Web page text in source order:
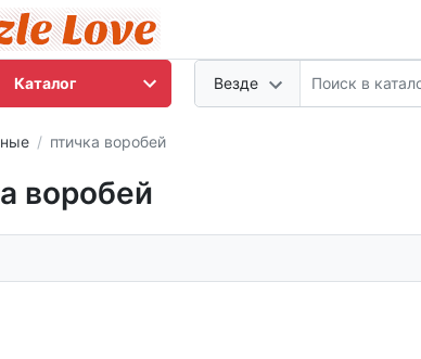
Везде
Каталог
птичка воробей
воробей